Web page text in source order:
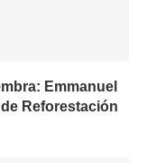
Emmanuel
Reforestación